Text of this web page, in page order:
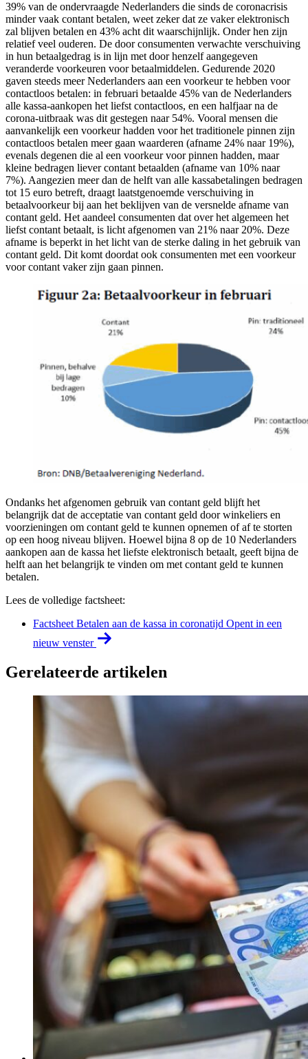
39% van de ondervraagde Nederlanders die sinds de coronacrisis
minder vaak contant betalen, weet zeker dat ze vaker elektronisch
zal blijven betalen en 43% acht dit waarschijnlijk. Onder hen zijn
relatief veel ouderen. De door consumenten verwachte verschuiving
in hun betaalgedrag is in lijn met door henzelf aangegeven
veranderde voorkeuren voor betaalmiddelen. Gedurende 2020
gaven steeds meer Nederlanders aan een voorkeur te hebben voor
contactloos betalen: in februari betaalde 45% van de Nederlanders
alle kassa-aankopen het liefst contactloos, en een halfjaar na de
corona-uitbraak was dit gestegen naar 54%. Vooral mensen die
aanvankelijk een voorkeur hadden voor het traditionele pinnen zijn
contactloos betalen meer gaan waarderen (afname 24% naar 19%),
evenals degenen die al een voorkeur voor pinnen hadden, maar
kleine bedragen liever contant betaalden (afname van 10% naar
7%). Aangezien meer dan de helft van alle kassabetalingen bedragen
tot 15 euro betreft, draagt laatstgenoemde verschuiving in
betaalvoorkeur bij aan het beklijven van de versnelde afname van
contant geld. Het aandeel consumenten dat over het algemeen het
liefst contant betaalt, is licht afgenomen van 21% naar 20%. Deze
afname is beperkt in het licht van de sterke daling in het gebruik van
contant geld. Dit komt doordat ook consumenten met een voorkeur
voor contant vaker zijn gaan pinnen.
Ondanks het afgenomen gebruik van contant geld blijft het
belangrijk dat de acceptatie van contant geld door winkeliers en
voorzieningen om contant geld te kunnen opnemen of af te storten
op een hoog niveau blijven. Hoewel bijna 8 op de 10 Nederlanders
aankopen aan de kassa het liefste elektronisch betaalt, geeft bijna de
helft aan het belangrijk te vinden om met contant geld te kunnen
betalen.
Lees de volledige factsheet:
Factsheet Betalen aan de kassa in coronatijd Opent in een
nieuw venster
Gerelateerde artikelen